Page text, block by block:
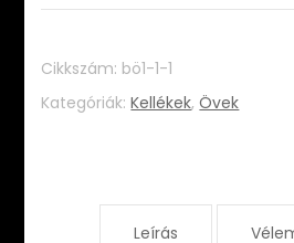
Cikkszám: bö1-1-1
Kategóriák:Kellékek,Övek
Leírás